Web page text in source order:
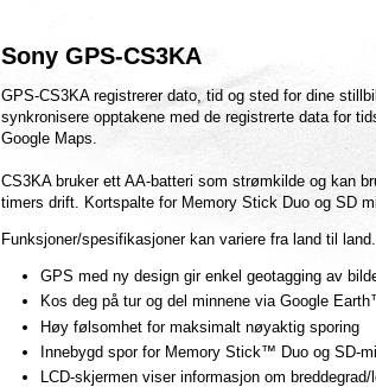
Sony GPS-CS3KA
GPS-CS3KA registrerer dato, tid og sted for dine
synkronisere opptakene med de registrerte data for
Google Maps.
CS3KA bruker ett AA-batteri som strømkilde og kan
timers drift. Kortspalte for Memory Stick Duo og SD
Funksjoner/spesifikasjoner kan variere fra land til land.
GPS med ny design gir enkel geotagging av
Kos deg på tur og del minnene via Google
Høy følsomhet for maksimalt nøyaktig sporing
Innebygd spor for Memory Stick™ Duo og SD-
LCD-skjermen viser informasjon om